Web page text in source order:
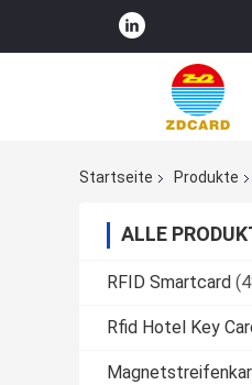
Startseite
Produkte
ALLE
RFID Smartcard
Rfid Hotel Key